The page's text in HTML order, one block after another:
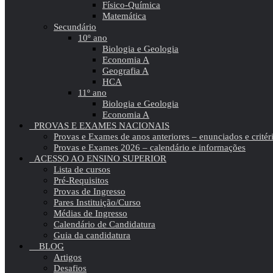
Físico-Química
Matemática
Secundário
10º ano
Biologia e Geologia
Economia A
Geografia A
HCA
11º ano
Biologia e Geologia
Economia A
PROVAS E EXAMES NACIONAIS
Provas e Exames de anos anteriores – enunciados e
Provas e Exames 2026 – calendário e informações
ACESSO AO ENSINO SUPERIOR
Lista de cursos
Pré-Requisitos
Provas de Ingresso
Pares Instituição/Curso
Médias de Ingresso
Calendário de Candidatura
Guia da candidatura
BLOG
Artigos
Desafios